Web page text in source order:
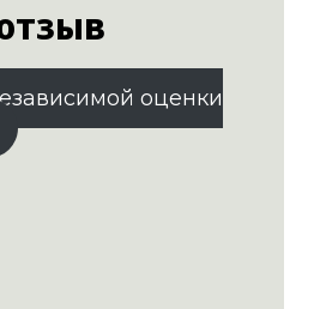
оценки